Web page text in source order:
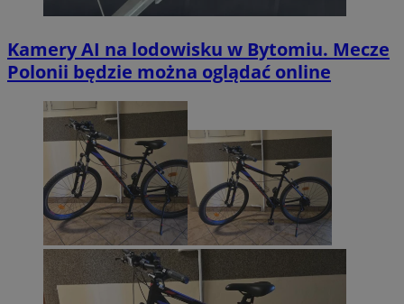
Kamery AI na lodowisku w Bytomiu. Mecze
Polonii będzie można oglądać online